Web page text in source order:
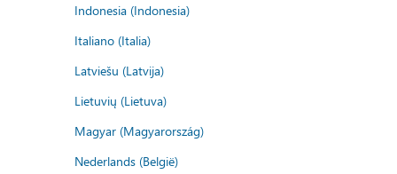
Indonesia (Indonesia)
Italiano (Italia)
Latviešu (Latvija)
Lietuvių (Lietuva)
Magyar (Magyarország)
Nederlands (België)